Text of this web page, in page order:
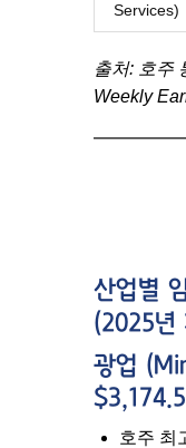
Services)
출처: 호주
Weekly
산업별
(2025년
광업
호주 최